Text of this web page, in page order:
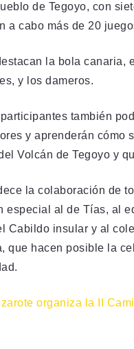
de Tegoyo, con
a cabo más de 20
la bola canaria,
y los dameros.
también
y aprenderán cómo
Volcán de Tegoyo y
la colaboración de
especial al de Tías, al
Cabildo insular y al
que hacen posible la
organiza la II